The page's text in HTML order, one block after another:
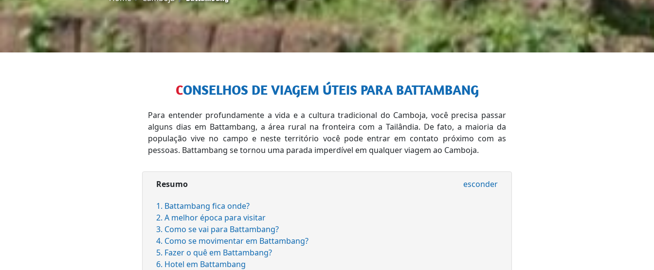
CONSELHOS DE VIAGEM ÚTEIS PARA BATTAMBANG
Para entender profundamente a vida e a cultura tradicional do Camboja, você precisa passar
alguns dias em Battambang, a área rural na fronteira com a Tailândia. De fato, a maioria da
população vive no campo e neste território você pode entrar em contato próximo com as
pessoas. Battambang se tornou uma parada imperdível em qualquer viagem ao Camboja.
Resumo esconder
1. Battambang fica onde?
2. A melhor época para visitar
3. Como se vai para Battambang?
4. Como se movimentar em Battambang?
5. Fazer o quê em Battambang?
6. Hotel em Battambang